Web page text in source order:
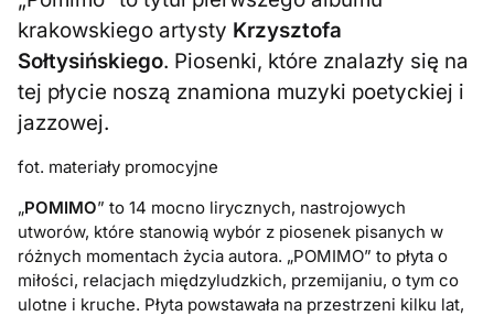
krakowskiego artysty Krzysztofa
Sołtysińskiego. Piosenki, które znalazły się na
tej płycie noszą znamiona muzyki poetyckiej i
jazzowej.
fot. materiały promocyjne
„POMIMO” to 14 mocno lirycznych, nastrojowych
utworów, które stanowią wybór z piosenek pisanych w
różnych momentach życia autora. „POMIMO” to płyta o
miłości, relacjach międzyludzkich, przemijaniu, o tym co
ulotne i kruche. Płyta powstawała na przestrzeni kilku lat,